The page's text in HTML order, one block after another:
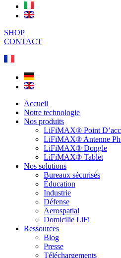
SHOP
CONTACT
Accueil
Notre technologie
Nos produits
LiFiMAX® Point
LiFiMAX® Antenne
LiFiMAX® Dongle
LiFiMAX® Tablet
Nos solutions
Bureaux sécurisés
Éducation
Industrie
Défense
Aerospatial
Domicilie LiFi
Ressources
Blog
Presse
Téléchargements